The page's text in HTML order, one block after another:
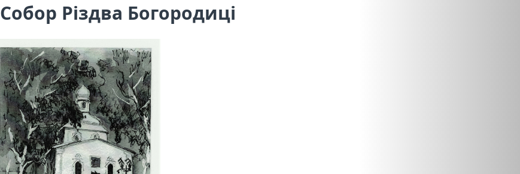
Собор Різдва Богородиці